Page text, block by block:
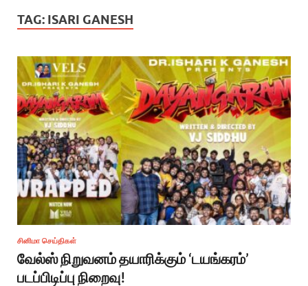
TAG: ISARI GANESH
சினிமா செய்திகள்
வேல்ஸ் நிறுவனம் தயாரிக்கும் ‘டயங்கரம்’
படப்பிடிப்பு நிறைவு!